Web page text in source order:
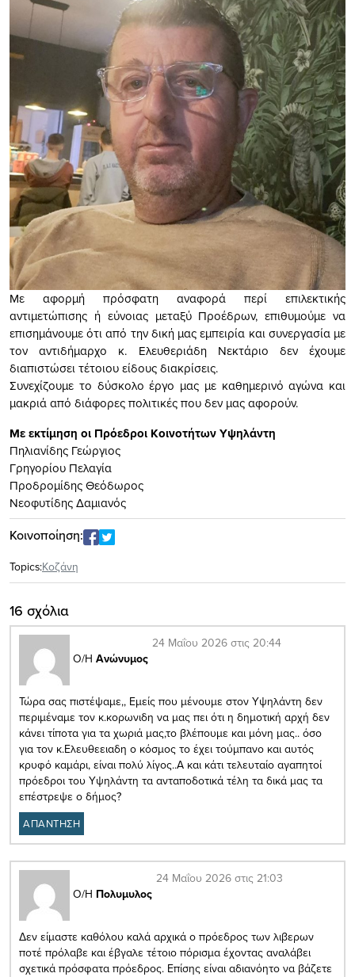
Με αφορμή πρόσφατη αναφορά περί επιλεκτικής
αντιμετώπισης ή εύνοιας μεταξύ Προέδρων, επιθυμούμε να
επισημάνουμε ότι από την δική μας εμπειρία και συνεργασία με
τον αντιδήμαρχο κ. Ελευθεριάδη Νεκτάριο δεν έχουμε
διαπιστώσει τέτοιου είδους διακρίσεις.
Συνεχίζουμε το δύσκολο έργο μας με καθημερινό αγώνα και
μακριά από διάφορες πολιτικές που δεν μας αφορούν.
Με εκτίμηση οι Πρόεδροι Κοινοτήτων Υψηλάντη
Πηλιανίδης Γεώργιος
Γρηγορίου Πελαγία
Προδρομίδης Θεόδωρος
Νεοφυτίδης Δαμιανός
Κοινοποίηση:
Topics:Κοζάνη
16 σχόλια
Ο/Η Ανώνυμος
24 Μαΐου 2026 στις 20:44
Τώρα σας πιστέψαμε,, Εμείς που μένουμε στον Υψηλάντη δεν
περιμέναμε τον κ.κορωνιδη να μας πει ότι η δημοτική αρχή δεν
κάνει τίποτα για τα χωριά μας,το βλέπουμε και μόνη μας.. όσο
για τον κ.Ελευθεειαδη ο κόσμος το έχει τούμπανο και αυτός
κρυφό καμάρι, είναι πολύ λίγος..Α και κάτι τελευταίο αγαπητοί
πρόεδροι του Υψηλάντη τα ανταποδοτικά τέλη τα δικά μας τα
επέστρεψε ο δήμος?
ΑΠΑΝΤΗΣΗ
Ο/Η Πολυμυλος
24 Μαΐου 2026 στις 21:03
Δεν είμαστε καθόλου καλά αρχικά ο πρόεδρος των λιβερων
ποτέ πρόλαβε και έβγαλε τέτοιο πόρισμα έχοντας αναλάβει
σχετικά πρόσφατα πρόεδρος. Επίσης είναι αδιανόητο να βάζετε